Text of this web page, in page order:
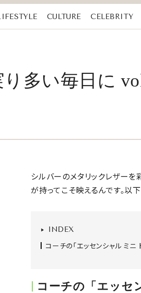
CULTURE CELEBRITY
多い毎日に
シルバーのメタリックレザーを
が持ってこそ映えるんです。以
INDEX
コーチの「エッセンシャル ミニ
コーチの「エッセ